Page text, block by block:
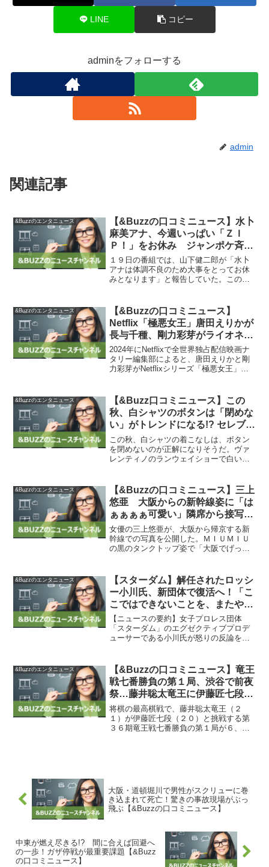
LINE コピー
adminをフォローする
admin
関連記事
&Buzzのエンタニュース
【&Buzzの口コミニュース】水卜
麻美アナ、今週いっぱい「ＺＩ
Ｐ！」をお休み ジャンポケ斉藤
「早くお元気になってほしいです
ね」 : スポーツ報知
１９日の番組では、山下健二郎が「水卜
アナは体調不良のため大事をとってお休
みとなります」と報告していた。この日
くお元気になってほしいですね」と話
し、今週いっぱい出演しない...
&Buzzのエンタニュース
【&Buzzの口コミニュース】
Netflix「極悪女王」唐田えりかが
長与千種、剛力彩芽がライオネス
飛鳥役で出演（イベントレポート
/ 写真13枚） – 映画ナタリー
2024年にNetflixで全世界独占配信映画ナ
タリー編集部によると、唐田えりかと剛
力彩芽がNetflixシリーズ「極悪女王」に
代の女子プロレスブームを題材にした
作...
&Buzzのエンタニュース
【&Buzz口コミニュース】この
秋、白シャツのボタンは「閉めな
い」がトレンドになる!? セレブた
ちが予言｜Pen Online
この秋、白シャツの着こなしは、ボタン
を閉めないのが正解になりそうだ。ヴァ
レンティノのランウェイショーで白いシ
イラスなどもこのスタイルを取り入れて
いる。カイア・ガーバーの...
&Buzzのエンタニュース
【&Buzzの口コミニュース】三上
悠亜 大阪からの新幹線姿に「は
ぁぁぁぁ可愛い」隣席から接写
黒タンクトップにドキドキ「大阪
でげっと」/芸能/デイリースポー
ツ online
女優の三上悠亜が、大阪から帰京する新
幹線での写真を公開した。ＭＩＵＭＩＵ
の黒のタンクトップ姿で「大阪でげっと
かわのキーホルダーや缶ビールを手にし
たショットを披露。隣の席...
&Buzzのエンタニュース
【スターダム】解任されたロッシ
ー小川氏、新団体で復活へ！「こ
こではできないことを、またやり
たい」【&Buzzの口コミニュー
ス】
【ニュースの要約】女子プロレス団体
「スターダム」のエグゼクティブプロデ
ューサーである小川氏が怒りの反論を行
している。小川氏は突然契約解除を告げ
られ、不信感を抱いていると説...
&Buzzのエンタニュース
【&Buzzの口コミニュース】竜王
戦七番勝負の第１局、渋谷で前夜
祭…藤井聡太竜王に伊藤匠七段が
挑む同学年対戦 : 読売新聞
将棋の最高棋戦で、藤井聡太竜王（２
１）が伊藤匠七段（２０）と挑戦する第
３６期竜王戦七番勝負の第１局が６、７
大阪・道頓堀川で男性がスクリューに巻
き込まれて死亡！驚きの事故現場がぶっ
飛ぶ【&Buzzの口コミニュース】
中東が燃え尽きる!? 間に合えば回避へ
の一歩！ガザ停戦が最重要課題【&Buzz
の口コミニュース】